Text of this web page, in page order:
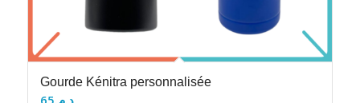
Gourde Kénitra personnalisée
د.م.65